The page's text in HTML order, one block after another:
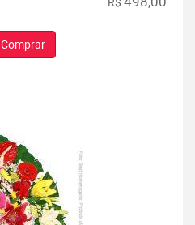
Comprar